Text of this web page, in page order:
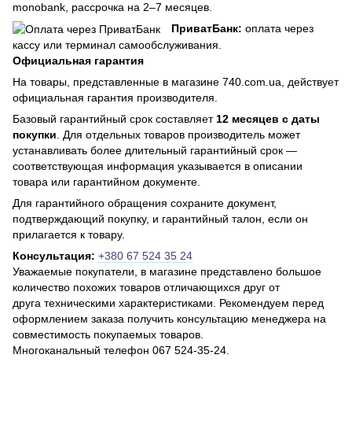
monobank, рассрочка на 2–7 месяцев.
ПриватБанк: оплата через
кассу или терминал самообслуживания.
Официальная гарантия
На товары, представленные в магазине 740.com.ua, действует
официальная гарантия производителя.
Базовый гарантийный срок составляет12 месяцев с даты
покупки. Для отдельных товаров производитель может
устанавливать более длительный гарантийный срок —
соответствующая информация указывается в описании
товара или гарантийном документе.
Для гарантийного обращения сохраните документ,
подтверждающий покупку, и гарантийный талон, если он
прилагается к товару.
Консультация: +380 67 524 35 24
Уважаемые покупатели, в магазине представлено большое
количество похожих товаров отличающихся друг от
друга техническими характеристиками. Рекомендуем перед
оформлением заказа получить консультацию менеджера на
совместимость покупаемых товаров.
Многоканальный телефон 067 524-35-24.